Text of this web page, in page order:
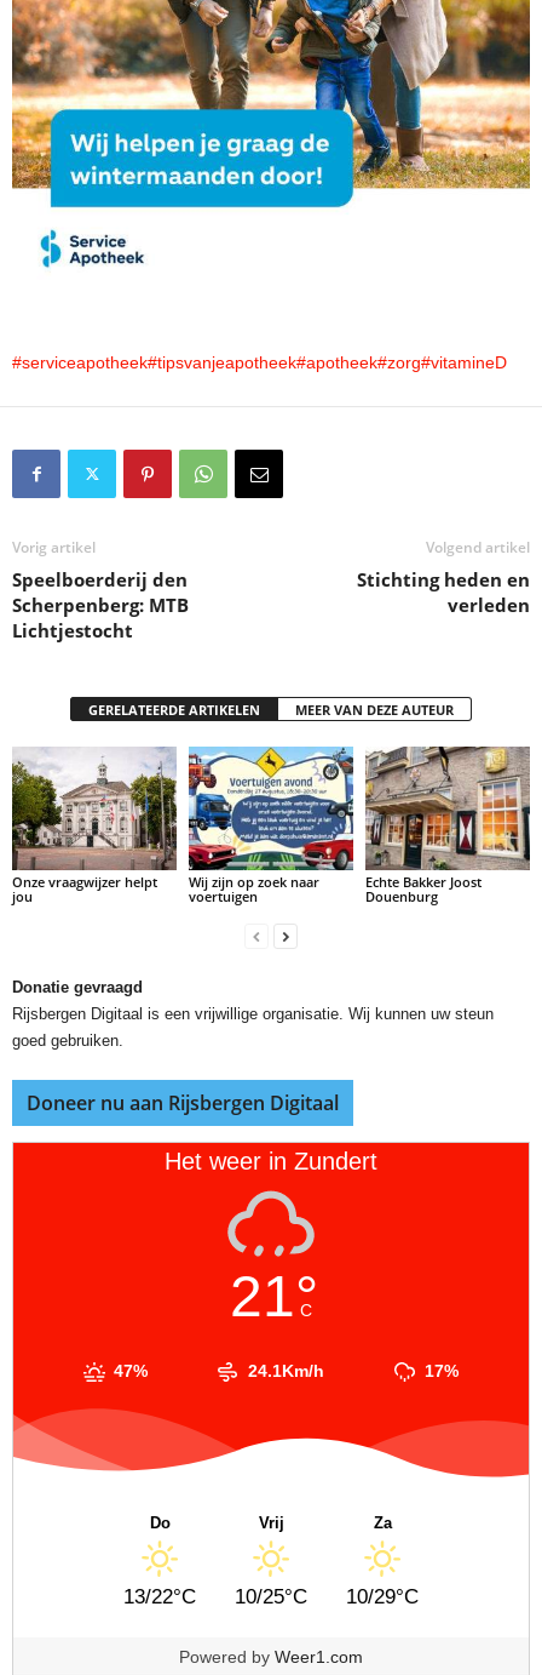
#serviceapotheek#tipsvanjeapotheek#apotheek#zorg#vitamineD
Vorig artikel
Speelboerderij den
Scherpenberg: MTB
Lichtjestocht
Volgend artikel
Stichting heden en
verleden
GERELATEERDE ARTIKELEN MEER VAN DEZE AUTEUR
Onze vraagwijzer helpt
jou
Wij zijn op zoek naar
voertuigen
Echte Bakker Joost
Douenburg
Donatie gevraagd
Rijsbergen Digitaal is een vrijwillige organisatie. Wij kunnen uw steun
goed gebruiken.
Doneer nu aan Rijsbergen Digitaal
Het weer in Zundert
21°
C
47% 24.1Km/h 17%
Do
13/22°C
Vrij
10/25°C
Za
10/29°C
Powered by Weer1.com